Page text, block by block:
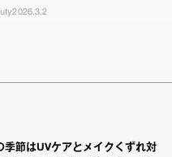
2026.3.2
季節はUVケアとメイクくずれ対